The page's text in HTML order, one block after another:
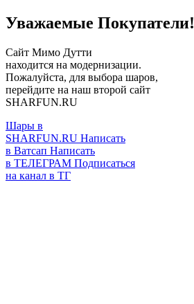
Уважаемые Покупатели!
Сайт Мимо Дутти
находится на модернизации.
Пожалуйста, для выбора шаров,
перейдите на наш второй сайт
SHARFUN.RU
Шары в
SHARFUN.RU Написать
в Ватсап Написать
в ТЕЛЕГРАМ Подписаться
на канал в ТГ